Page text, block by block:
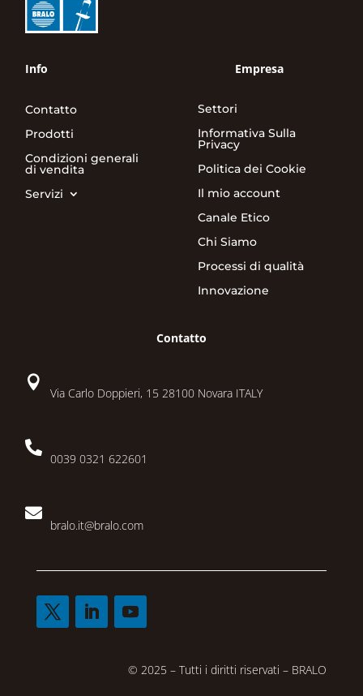
Info
Contatto
Prodotti
Condizioni generali
di vendita
Servizi
Empresa
Settori
Informativa Sulla
Privacy
Politica dei Cookie
Il mio account
Canale Etico
Chi Siamo
Processi di qualità
Innovazione
Contatto

Via Carlo Doppieri, 15 28100 Novara ITALY

0039 0321 622601

bralo.it@bralo.com
© 2025 – Tutti i diritti riservati – BRALO